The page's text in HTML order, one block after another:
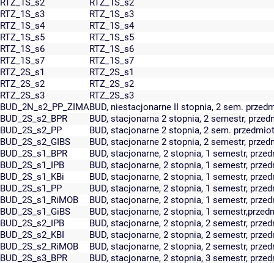
RTZ_1S_s2
RTZ_1S_s2
RTZ_1S_s3
RTZ_1S_s3
RTZ_1S_s4
RTZ_1S_s4
RTZ_1S_s5
RTZ_1S_s5
RTZ_1S_s6
RTZ_1S_s6
RTZ_1S_s7
RTZ_1S_s7
RTZ_2S_s1
RTZ_2S_s1
RTZ_2S_s2
RTZ_2S_s2
RTZ_2S_s3
RTZ_2S_s3
BUD_2N_s2_PP_ZIMABUD, niestacjonarne II stopnia, 2 sem.
BUD_2S_s2_BPR
BUD, stacjonarna 2 stopnia, 2 semestr,
BUD_2S_s2_PP
BUD, stacjonarne 2 stopnia, 2 sem.
BUD_2S_s2_GIBS
BUD, stacjonarne 2 stopnia, 2 semestr,
BUD_2S_s1_BPR
BUD, stacjonarne, 2 stopnia, 1 semestr,
BUD_2S_s1_IPB
BUD, stacjonarne, 2 stopnia, 1 semestr,
BUD_2S_s1_KBi
BUD, stacjonarne, 2 stopnia, 1 semestr,
BUD_2S_s1_PP
BUD, stacjonarne, 2 stopnia, 1 semestr,
BUD_2S_s1_RiMOB
BUD, stacjonarne, 2 stopnia, 1 semestr,
BUD_2S_s1_GiBS
BUD, stacjonarne, 2 stopnia, 1
BUD_2S_s2_IPB
BUD, stacjonarne, 2 stopnia, 2 semestr,
BUD_2S_s2_KBI
BUD, stacjonarne, 2 stopnia, 2 semestr,
BUD_2S_s2_RiMOB
BUD, stacjonarne, 2 stopnia, 2 semestr,
BUD_2S_s3_BPR
BUD, stacjonarne, 2 stopnia, 3 semestr,